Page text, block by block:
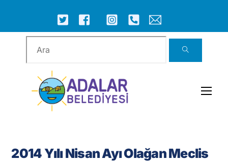
content
ICON
LABEL
ICON
LABEL
ICON
ICON
LABEL
ICON
LABEL
ICON
LABEL
2014 Yılı Nisan Ayı Olağan Meclis